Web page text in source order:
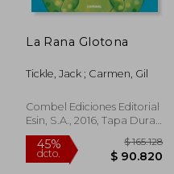
La Rana Glotona
Tickle, Jack ; Carmen, Gil
Combel Ediciones Editorial
Esin, S.A., 2016, Tapa Dura,
Nuevo